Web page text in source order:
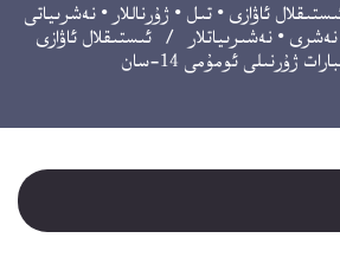
ئاۋازى •تىل • ژۇرناللار •نەشرىياتى
نەشرى •نەشىرىياتلار
/ ئىستىقلال ئاۋازى
ژۇرنىلى ئومۇمى 14-سان